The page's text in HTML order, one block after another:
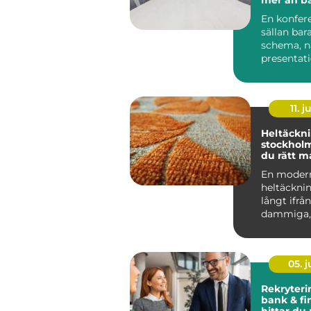
En
sällan
schema,
För...
11.
stockholm så
du rätt
En
långt
från 70-
05.
bank &